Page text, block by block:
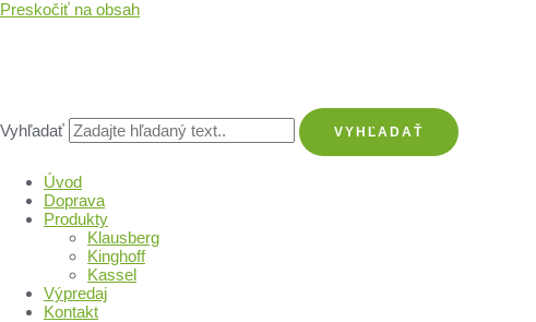
Preskočiť na obsah
Vyhľadať VYHĽADAŤ
Úvod
Doprava
Produkty
Klausberg
Kinghoff
Kassel
Výpredaj
Kontakt